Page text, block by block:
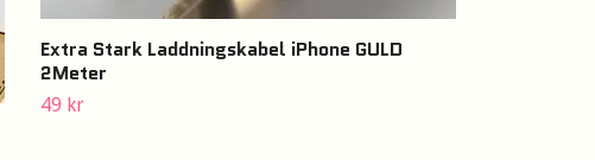
Extra Stark Laddningskabel iPhone GULD
2Meter
49 kr